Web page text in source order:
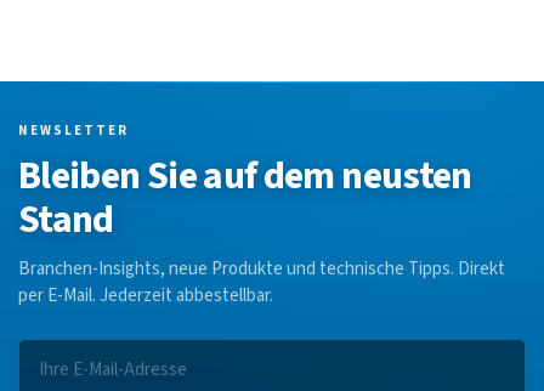
NEWSLETTER
Bleiben Sie auf dem neusten
Stand
Branchen-Insights, neue Produkte und technische Tipps. Direkt
per E-Mail. Jederzeit abbestellbar.